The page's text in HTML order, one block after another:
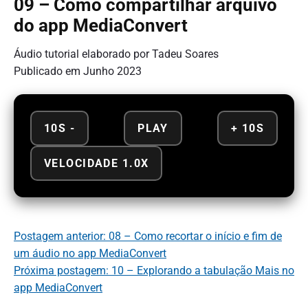
09 – Como compartilhar arquivo
do app MediaConvert
Áudio tutorial elaborado por Tadeu Soares
Publicado em Junho 2023
10S - PLAY + 10S
VELOCIDADE 1.0X
Postagem anterior: 08 – Como recortar o início e fim de
um áudio no app MediaConvert
Próxima postagem: 10 – Explorando a tabulação Mais no
app MediaConvert